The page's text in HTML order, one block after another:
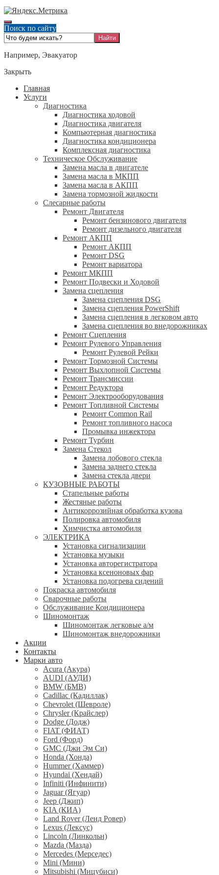
Поиск по сайту
Например, Эвакуатор
Закрыть
Главная
Услуги
Диагностика
Диагностика ходовой
Диагностика двигателя
Компьютерная диагностика
Диагностика кондиционера
Комплексная диагностика
Техническое Обслуживание
Замена масла в двигателе
Замена масла в МКПП
Замена масла в АКПП
Замена тормозной жидкости
Слесарные работы
Ремонт Двигателя
Ремонт бензинового двигателя
Ремонт дизельного двигателя
Ремонт АКПП
Ремонт АКПП
Ремонт DSG
Ремонт вариатора
Ремонт МКПП
Ремонт Подвески и Ходовой
Замена сцепления
Замена сцепления DSG
Замена сцепления PowerShift
Замена сцепления в легковом авто
Замена сцепления во внедорожниках
Ремонт Сцепления
Ремонт Рулевого Управления
Ремонт Рулевой Рейки
Ремонт Тормозной Системы
Ремонт Выхлопной Системы
Ремонт Трансмиссии
Ремонт Редуктора
Ремонт Электрооборудования
Ремонт Топливной Системы
Ремонт Common Rail
Ремонт топливного насоса
Промывка инжектора
Ремонт Турбин
Замена Стекол
Замена лобового стекла
Замена заднего стекла
Замена стекла двери
КУЗОВНЫЕ РАБОТЫ
Стапельные работы
Жестяные работы
Антикоррозийная обработка кузова
Полировка автомобиля
Химчистка автомобиля
ЭЛЕКТРИКА
Установка сигнализации
Установка музыки
Установка авторегистратора
Установка ксеноновых фар
Установка подогрева сидений
Покраска автомобиля
Сварочные работы
Обслуживание Кондиционера
Шиномонтаж
Шиномонтаж легковые а/м
Шиномонтаж внедорожники
Акции
Контакты
Марки авто
Acura (Акура)
AUDI (АУДИ)
BMW (БМВ)
Cadillac (Кадиллак)
Chevrolet (Шевроле)
Chrysler (Крайслер)
Dodge (Додж)
FIAT (ФИАТ)
Ford (Форд)
GMC (Джи Эм Си)
Honda (Хонда)
Hummer (Хаммер)
Hyundai (Хендай)
Infiniti (Инфинити)
Jaguar (Ягуар)
Jeep (Джип)
KIA (КИА)
Land Rover (Ленд Ровер)
Lexus (Лексус)
Lincoln (Линкольн)
Mazda (Мазда)
Mercedes (Мерседес)
Mini (Мини)
Mitsubishi (Мицубиси)